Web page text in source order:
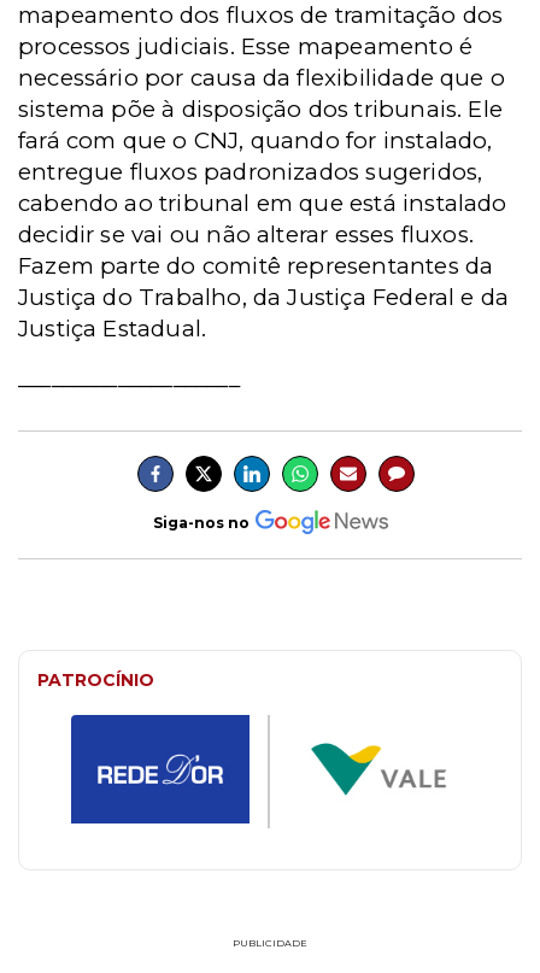
mapeamento dos fluxos de tramitação dos
processos judiciais. Esse mapeamento é
necessário por causa da flexibilidade que o
sistema põe à disposição dos tribunais. Ele
fará com que o CNJ, quando for instalado,
entregue fluxos padronizados sugeridos,
cabendo ao tribunal em que está instalado
decidir se vai ou não alterar esses fluxos.
Fazem parte do comitê representantes da
Justiça do Trabalho, da Justiça Federal e da
Justiça Estadual.
Siga-nos no
PATROCÍNIO
PUBLICIDADE